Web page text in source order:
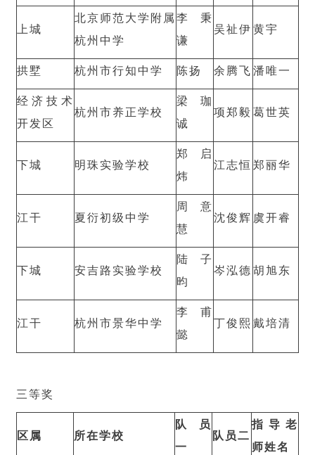
上城
北京师范大学附属
杭州中学
李秉
谦
吴祉伊黄宇
拱墅 杭州市行知中学 陈扬 余腾飞潘唯一
经济技术
开发区
杭州市养正学校
梁珈
诚
项郑毅葛世英
下城 明珠实验学校
郑启
炜
江志恒 郑丽华
江干 夏衍初级中学
周意
慧
沈俊辉 虞开睿
下城 安吉路实验学校
陆子
昀
岑泓德胡旭东
江干 杭州市景华中学
李甫
懿
丁俊熙戴培清
三等奖
区属 所在学校
队员
一
队员二
指导老
师姓名